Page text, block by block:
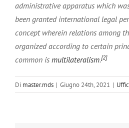
administrative apparatus which
been granted international legal
concept wherein relations among
organized according to certain
common is multilateralism.[2]
Di master.mds | Giugno 24th, 2021 |